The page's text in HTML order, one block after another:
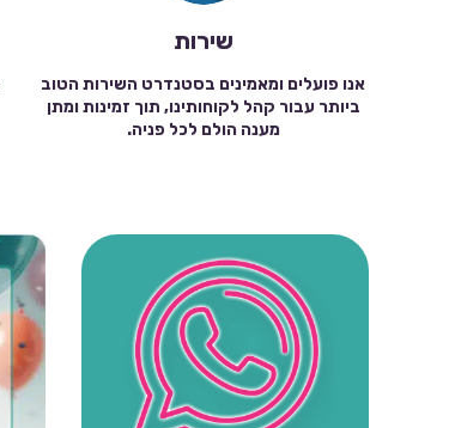
שירות
אנו פועלים ומאמינים בסטנדרט השירות הטוב
ביותר עבור קהל לקוחותינו, תוך זמינות ומתן
מענה הולם לכל פניה.